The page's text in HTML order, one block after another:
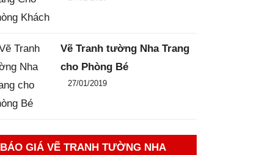
Vẽ Tranh tường Nha Trang
cho Phòng Bé
Đăng ngày
27/01/2019
BÁO GIÁ VẼ TRANH TƯỜNG NHA